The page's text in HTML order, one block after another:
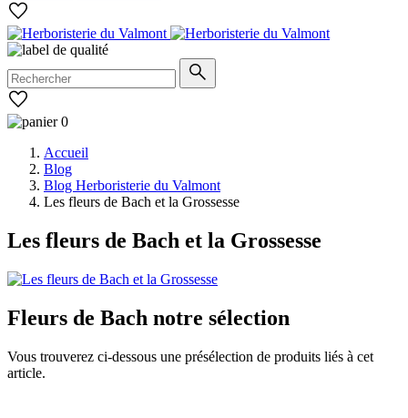
0
Accueil
Blog
Blog Herboristerie du Valmont
Les fleurs de Bach et la Grossesse
Les fleurs de Bach et la Grossesse
Fleurs de Bach notre sélection
Vous trouverez ci-dessous une présélection de produits liés à cet
article.